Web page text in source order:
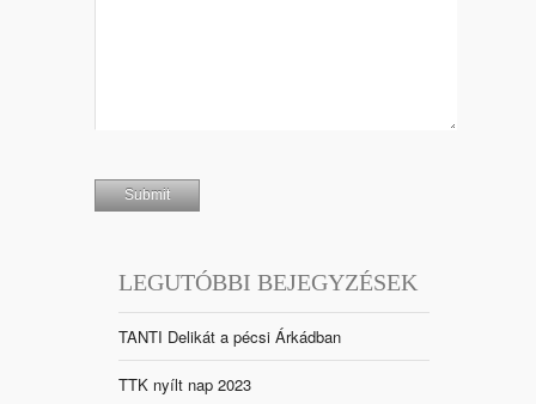
LEGUTÓBBI BEJEGYZÉSEK
TANTI Delikát a pécsi Árkádban
TTK nyílt nap 2023